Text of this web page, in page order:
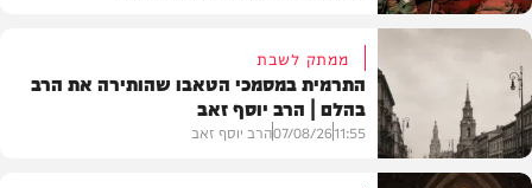
דעות
ממתק לשבת
התרמית במסמכי הטאבו שהותירה את הרב
בהלם | הרב יוסף זאב
11:55
07/08/26הרב יוסף זאב